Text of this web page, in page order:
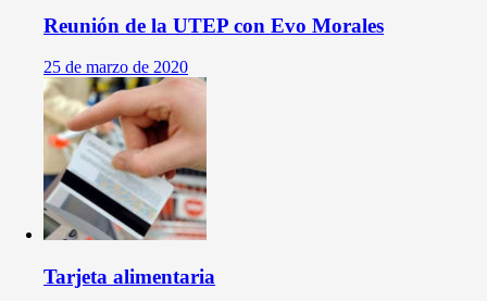
Reunión de la UTEP con Evo Morales
25 de marzo de 2020
Tarjeta alimentaria